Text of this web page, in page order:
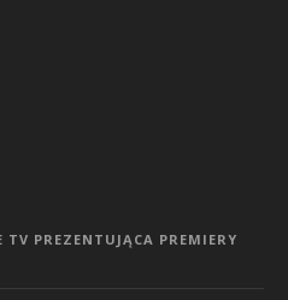
TV PREZENTUJĄCA PREMIERY